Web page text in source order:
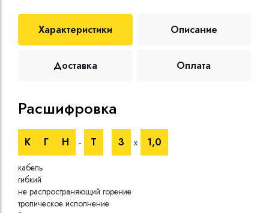
Характеристики Описание
Доставка Оплата
Расшифровка
К Г Н - Т 3 х 1,0
кабель
гибкий
не распространяющий горение
тропическое исполнение